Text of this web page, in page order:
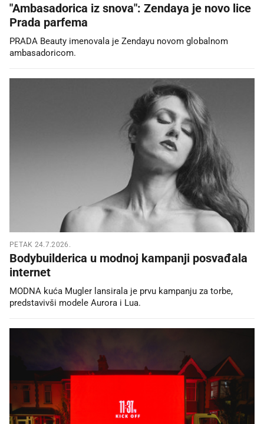
"Ambasadorica iz snova": Zendaya je novo lice
Prada parfema
PRADA Beauty imenovala je Zendayu novom globalnom
ambasadoricom.
PETAK 24.7.2026.
Bodybuilderica u modnoj kampanji posvađala
internet
MODNA kuća Mugler lansirala je prvu kampanju za torbe,
predstavivši modele Aurora i Lua.